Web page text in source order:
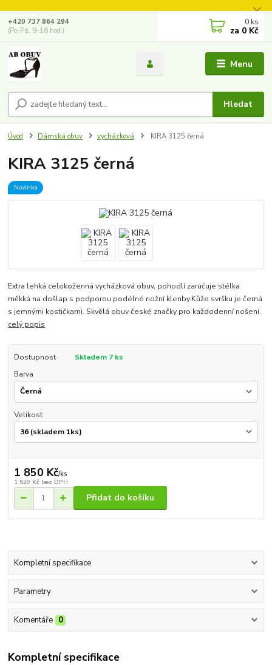
Menu
Hledat
+420 737 864 294
(Po-Pá, 9-16 hod.)
0 ks
za 0 Kč
Úvod Dámská obuv vycházková KIRA 3125 černá
KIRA 3125 černá
Novinka
Extra lehká celokoženná vycházková obuv, pohodlí zaručuje stélka
měkká na došlap s podporou podélné nožní klenby.Kůže svršku je černá
s jemnými kostičkami. Skvělá obuv české značky pro každodenní nošení.
celý popis
Dostupnost
Skladem 7 ks
Barva
Velikost
1 850 Kč/ks
1 529 Kč bez DPH
Přidat do košíku
Kompletní specifikace
Parametry
Komentáře 0
Kompletní specifikace